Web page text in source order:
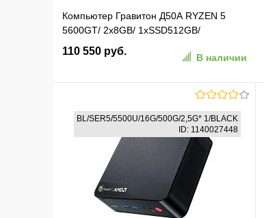
Компьютер Гравитон Д50А RYZEN 5
5600GT/ 2x8GB/ 1xSSD512GB/
FP_2xUSB2.0/ RJ-45POE/ 450W/ K+M/
NoOS/ 3YST (Д50А_226600)
110 550 руб.
В наличии
В корзину
В избранное К сравнению
BL/SER5/5500U/16G/500G/2,5G* 1/BLACK
ID: 1140027448